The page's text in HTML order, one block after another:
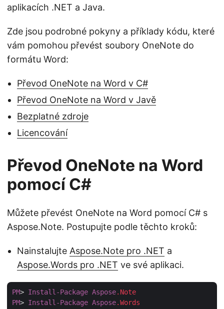
aplikacích .NET a Java.
Zde jsou podrobné pokyny a příklady kódu, které
vám pomohou převést soubory OneNote do
formátu Word:
Převod OneNote na Word v C#
Převod OneNote na Word v Javě
Bezplatné zdroje
Licencování
Převod OneNote na Word
pomocí C#
Můžete převést OneNote na Word pomocí C# s
Aspose.Note. Postupujte podle těchto kroků:
Nainstalujte Aspose.Note pro .NET a
Aspose.Words pro .NET ve své aplikaci.
PM> Install-Package Aspose.Note
PM> Install-Package Aspose.Words